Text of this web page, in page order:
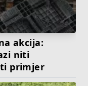
akcija:
niti
primjer